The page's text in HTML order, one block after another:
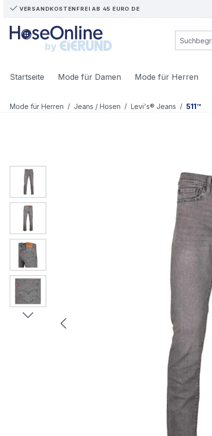
Hauptinhalt springen
Zur Suche springen
Zur Hauptnavigation springen
VERSANDKOSTENFREI AB 45 EURO DE
Startseite Mode für Damen Mode für Herren
Mode für Herren / Jeans / Hosen / Levi's® Jeans / 511™
Bildergalerie überspringen